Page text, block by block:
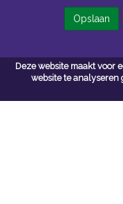
Deze website maakt voor
website te analyseren
Contacteer ons
Opslaan